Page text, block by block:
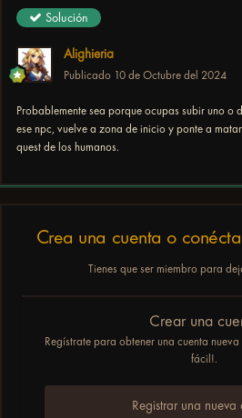
Solución
Alighieria
Publicado 10 de Octubre del 2024
Probablemente sea porque ocupas subir uno o
ese npc, vuelve a zona de inicio y ponte a
quest de los humanos.
Crea una cuenta o
Tienes que ser miembro para
Crear una
Regístrate para obtener una cuenta nueva
fácil!.
Registrar una nueva